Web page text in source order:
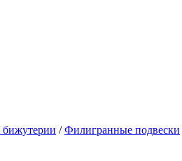
/Филигранные подвески